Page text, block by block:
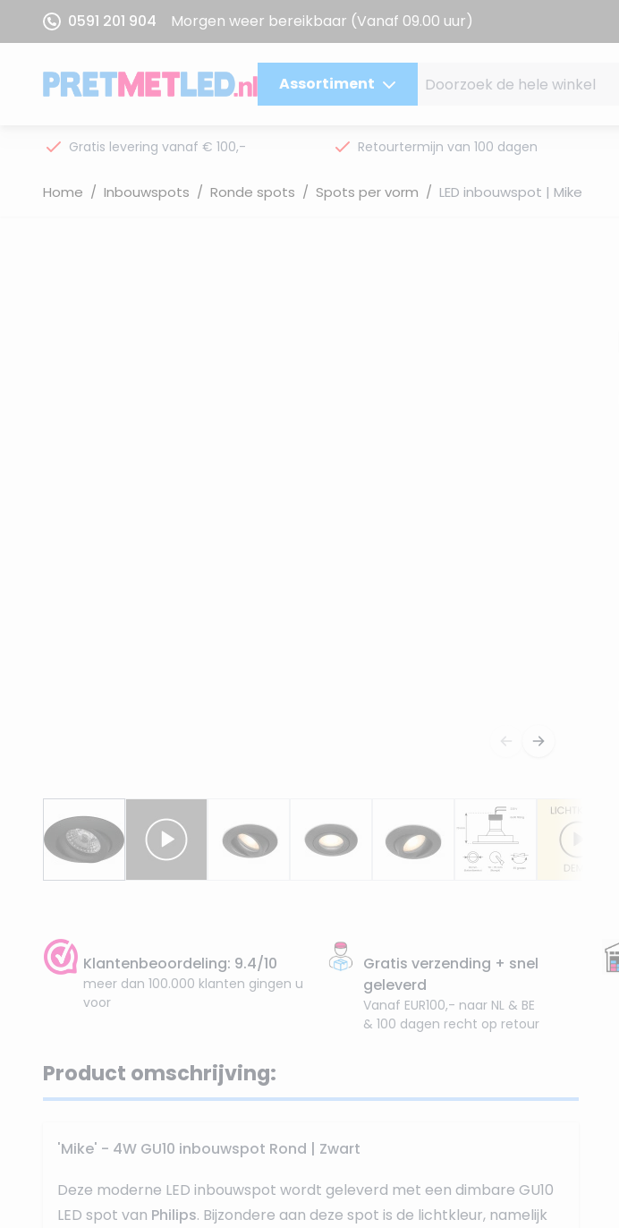
Ga naar de inhoud
0591 201 904 Morgen weer bereikbaar (Vanaf 09.00 uur)
Assortiment
Gratis levering vanaf € 100,- Retourtermijn van 100 dagen
Home / Inbouwspots / Ronde spots / Spots per vorm / LED inbouwspot | Mike
Klantenbeoordeling: 9.4/10
meer dan 100.000 klanten gingen u
voor
Gratis verzending + snel
geleverd
Vanaf EUR100,- naar NL & BE
& 100 dagen recht op retour
Product omschrijving:
'Mike' - 4W GU10 inbouwspot Rond | Zwart
Deze moderne LED inbouwspot wordt geleverd met een dimbare GU10
LED spot van Philips. Bijzondere aan deze spot is de lichtkleur, namelijk